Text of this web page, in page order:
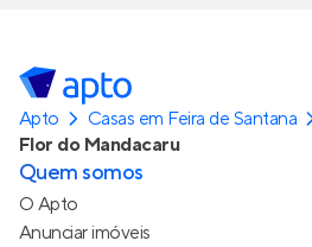
Apto Casas em Feira de Santana
Flor do Mandacaru
Quem somos
O Apto
Anunciar imóveis